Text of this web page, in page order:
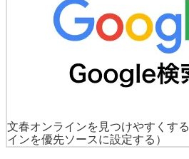
文春オンラインを見つけやすくする
インを優先ソースに設定する）